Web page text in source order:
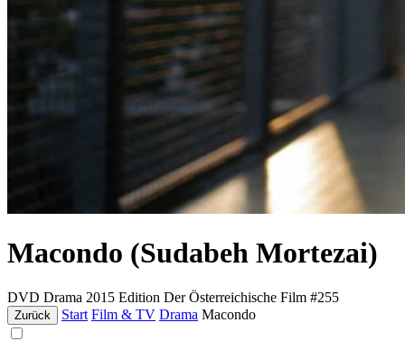
Macondo (Sudabeh Mortezai)
DVD Drama 2015 Edition Der Österreichische Film #255
Zurück Start Film & TV Drama Macondo